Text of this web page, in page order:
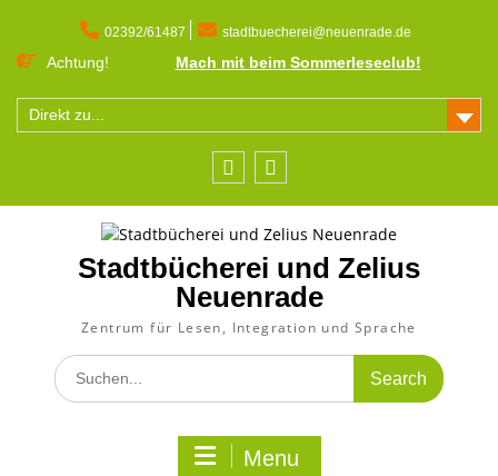
content
02392/61487 stadtbuecherei@neuenrade.de
Achtung! Mach mit beim Sommerleseclub!
Direkt zu...
Stadtbücherei und Zelius
Neuenrade
Zentrum für Lesen, Integration und Sprache
Search
for:
Menu